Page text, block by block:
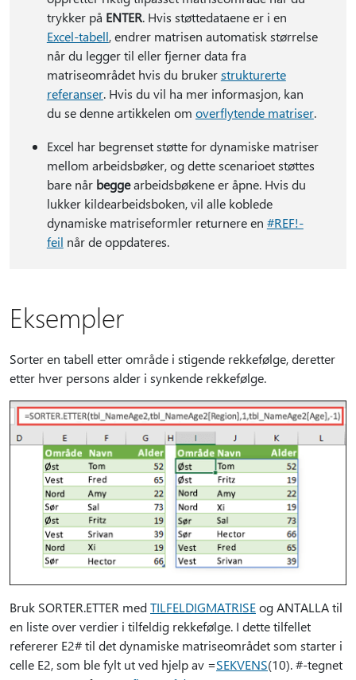
trykker på ENTER. Hvis støttedataene er i en
Excel-tabell, endrer matrisen automatisk størrelse
når du legger til eller fjerner data fra
matriseområdet hvis du brukerstrukturerte
referanser. Hvis du vil ha mer informasjon, kan
du se denne artikkelen om overflytende matriser.
Excel har begrenset støtte for dynamiske matriser
mellom arbeidsbøker, og dette scenarioet støttes
bare når beggearbeidsbøkene er åpne. Hvis du
lukker kildearbeidsboken, vil alle koblede
dynamiske matriseformler returnere en #REF!-
feil når de oppdateres.
Eksempler
Sorter en tabell etter område i stigende rekkefølge, deretter
etter hver persons alder i synkende rekkefølge.
Bruk SORTER.ETTER medTILFELDIGMATRISEog ANTALLA til
en liste over verdier i tilfeldig rekkefølge. I dette tilfellet
refererer E2# til det dynamiske matriseområdet som starter i
celle E2, som ble fylt ut ved hjelp av =SEKVENS(10). #-tegnet